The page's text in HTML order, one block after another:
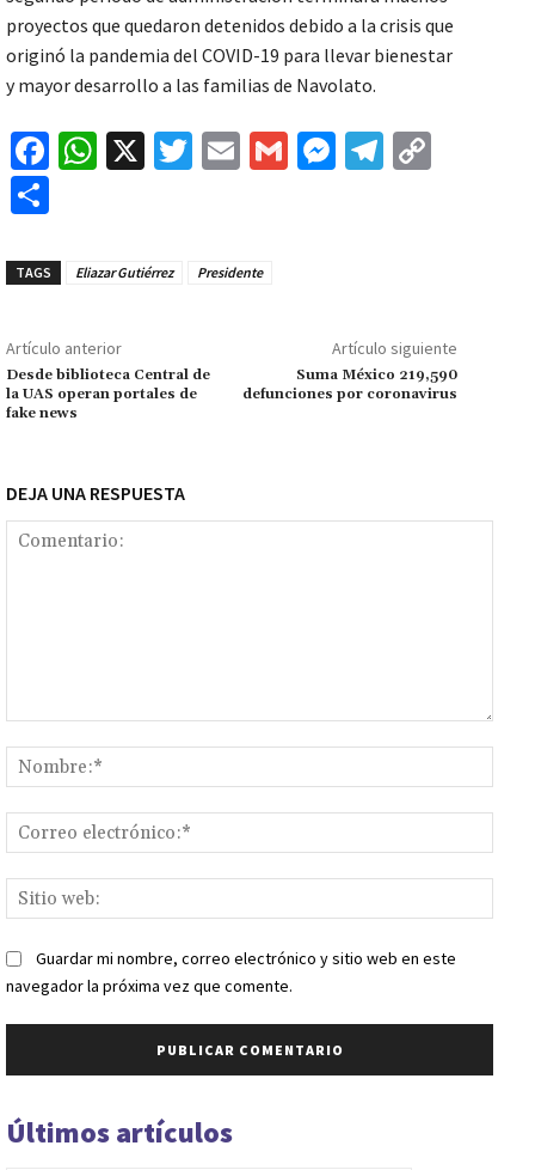
proyectos que quedaron detenidos debido a la crisis que
originó la pandemia del COVID-19 para llevar bienestar
y mayor desarrollo a las familias de Navolato.
Fa
o
k
W
sA
p
X
T
er
E
l
G
M
r
Te
n
k
m
ar
tir
TAGS Eliazar Gutiérrez Presidente
Artículo anterior
Desde biblioteca Central de
la UAS operan portales de
fake news
Artículo siguiente
Suma México 219,590
defunciones por coronavirus
DEJA UNA RESPUESTA
web:
Guardar mi nombre, correo electrónico y sitio web en este
navegador la próxima vez que comente.
Últimos artículos